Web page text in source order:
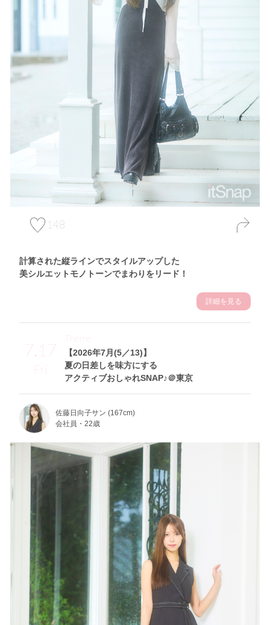
148
計算された縦ラインでスタイルアップした
美シルエットモノトーンでまわりをリード！
詳細を見る
7.17
Fri
【2026年7月(5／13)】
夏の日差しを味方にする
アクティブおしゃれSNAP♪＠東京
Theme
佐藤日向子サン (167cm)
会社員・22歳